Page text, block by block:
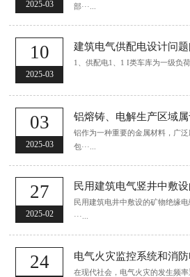
2025-03
部···...
10
2025-03
建筑电气供配电设计问
1、供配电1、1 I类车库为一级负
03
2025-03
铝熔铸、电解生产区域
铝作为一种重要的金属材料，广
包···...
27
2025-02
民用建筑电井中敷设的矿物绝缘
···...
24
在现代社会，电气火灾的发生频